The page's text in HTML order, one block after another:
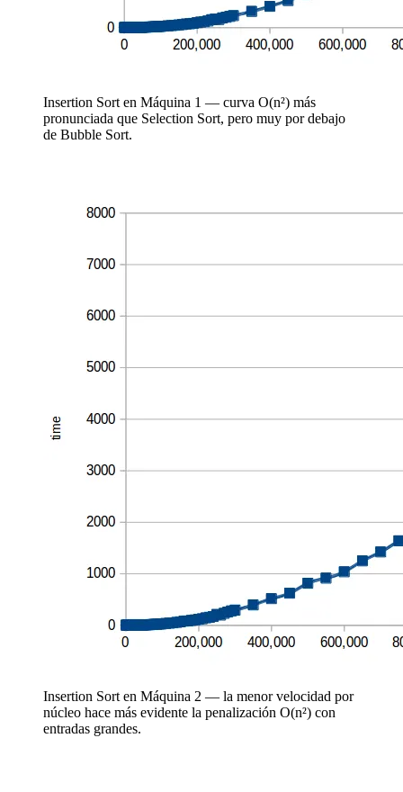
Insertion Sort en Máquina 1 — curva O(n²) más
pronunciada que Selection Sort, pero muy por debajo
de Bubble Sort.
Insertion Sort en Máquina 2 — la menor velocidad por
núcleo hace más evidente la penalización O(n²) con
entradas grandes.